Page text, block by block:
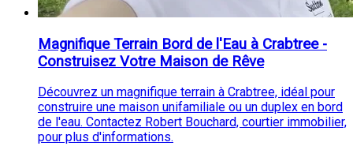
Magnifique Terrain Bord de l'Eau à Crabtree -
Construisez Votre Maison de Rêve
Découvrez un magnifique terrain à Crabtree, idéal pour
construire une maison unifamiliale ou un duplex en bord
de l'eau. Contactez Robert Bouchard, courtier immobilier,
pour plus d'informations.